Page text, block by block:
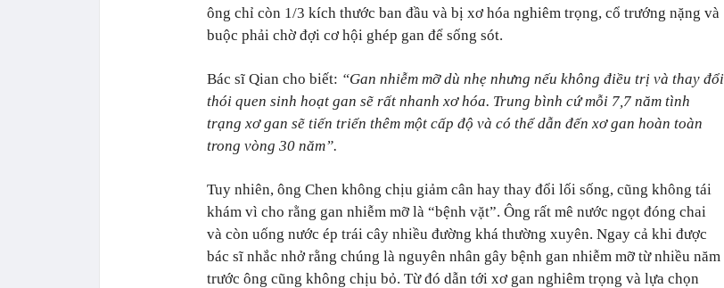
ông chỉ còn 1/3 kích thước ban đầu và bị xơ hóa nghiêm trọng, cổ trướng nặng và
buộc phải chờ đợi cơ hội ghép gan để sống sót.
Bác sĩ Qian cho biết: “Gan nhiễm mỡ dù nhẹ nhưng nếu không điều trị và thay đổi
thói quen sinh hoạt gan sẽ rất nhanh xơ hóa. Trung bình cứ mỗi 7,7 năm tình
trạng xơ gan sẽ tiến triển thêm một cấp độ và có thể dẫn đến xơ gan hoàn toàn
trong vòng 30 năm”.
Tuy nhiên, ông Chen không chịu giảm cân hay thay đổi lối sống, cũng không tái
khám vì cho rằng gan nhiễm mỡ là “bệnh vặt”. Ông rất mê nước ngọt đóng chai
và còn uống nước ép trái cây nhiều đường khá thường xuyên. Ngay cả khi được
bác sĩ nhắc nhở rằng chúng là nguyên nhân gây bệnh gan nhiễm mỡ từ nhiều năm
trước ông cũng không chịu bỏ. Từ đó dẫn tới xơ gan nghiêm trọng và lựa chọn